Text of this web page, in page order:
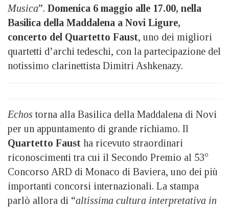
Musica”. Domenica 6 maggio alle 17.00, nella
Basilica della Maddalena a Novi Ligure,
concerto del Quartetto Faust, uno dei migliori
quartetti d’archi tedeschi, con la partecipazione del
notissimo clarinettista Dimitri Ashkenazy.
Echos torna alla Basilica della Maddalena di Novi
per un appuntamento di grande richiamo. Il
Quartetto Faust ha ricevuto straordinari
riconoscimenti tra cui il Secondo Premio al 53°
Concorso ARD di Monaco di Baviera, uno dei più
importanti concorsi internazionali. La stampa
parlò allora di “altissima cultura interpretativa in